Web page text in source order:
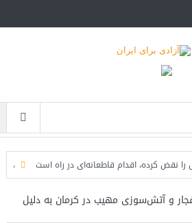
کرده، اقدام قاطعانه‌ای در راه است حمله
و آتش‌سوزی مهیب در کرمان به دلیل